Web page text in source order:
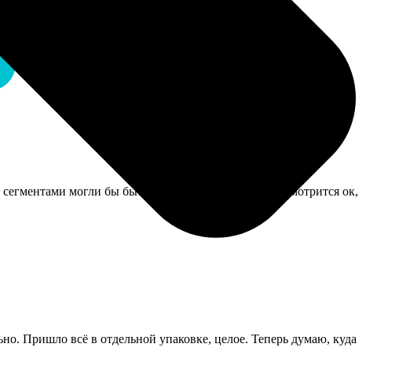
могли бы быть и поточнее. Со стороны смотрится ок,
Пришло всё в отдельной упаковке, целое. Теперь думаю, куда